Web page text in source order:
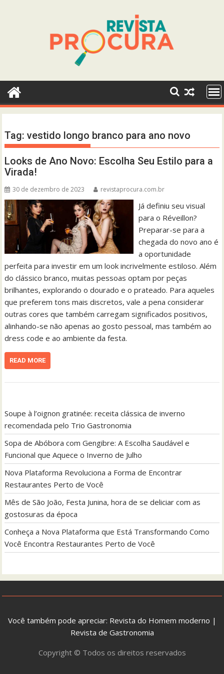
Tag:vestido longo branco para ano novo
Looks de Ano Novo: Escolha Seu Estilo para a
Virada!
30 de dezembro de 2023 revistaprocura.com.br
Já definiu seu visual
para o Réveillon?
Preparar-se para a
chegada do novo ano é
a oportunidade
perfeita para investir em um look incrivelmente estiloso. Além
do clássico branco, muitas pessoas optam por peças
brilhantes, explorando o dourado e o prateado. Para aqueles
que preferem tons mais discretos, vale a pena considerar
outras cores que também carregam significados positivos,
alinhando-se não apenas ao gosto pessoal, mas também ao
dress code e ao ambiente da festa.
READ MORE
Soupe à l’oignon gratinée: receita clássica de inverno
recomendada pelo Trio Gastronomia
Sopa de Abóbora com Gengibre: A Escolha Saudável e
Funcional que Aquece o Inverno de Julho
Nova Plataforma Revoluciona a Forma de Encontrar
Restaurantes Perto de Você
Mês de São João, Festa Junina, hora de se deliciar com as
gostosuras da época
Conheça a Nova Plataforma que Está Transformando Como
Você Encontra Restaurantes Perto de Você
Você também pode apreciar: Revista do Homem moderno |
Revista de Gastronomia
Copyright © Todos os direitos reservados